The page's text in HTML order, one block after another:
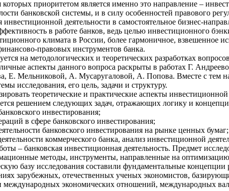
которых приоритетом является именно это направление –
банковской системы, и в силу особенностей правового
инвестиционной деятельности в самостоятельное бизнес-
в работе банков, ведь целью инвестиционного
климата в России, более гармоничное, взвешенное
правовых инструментов банка.
на методологических и теоретических разработках
аспекты данного вопроса раскрыты в работах Г.
Е. Мельниковой, А. Мусаругаловой, А. Попова. Вместе с тем
исследования, его цель, задачи и структуру.
теоретические и практические аспекты
решением следующих задач, отражающих логику и
инвестирования;
в сфере банковского инвестирования;
банковского инвестирования на рынке ценных бумаг;
коммерческого банка, анализ инвестиционной
– банковская инвестиционная деятельность. Предмет
методы, инструменты, направленные на
базу исследования составили фундаментальные
зарубежных, отечественных ученых экономистов,
международных экономических отношений, международных